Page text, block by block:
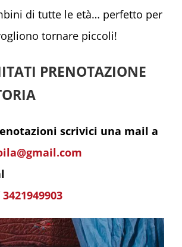
di tutte le età… perfetto per
tornare piccoli!
PRENOTAZIONE
scrivici una mail a
3421949903